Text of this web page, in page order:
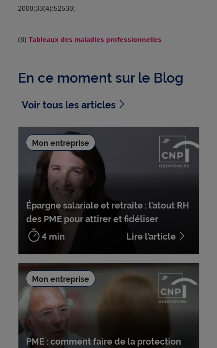
2008;33(4):52538;
(8) Tableaux des maladies professionnelles
En ce moment sur le Blog
Voir tous les articles
Épargne salariale et retraite : l’atout RH
des PME pour attirer et fidéliser
4 min
Lire l’article
Mon entreprise
PME : comment faire de la protection
Mon entreprise